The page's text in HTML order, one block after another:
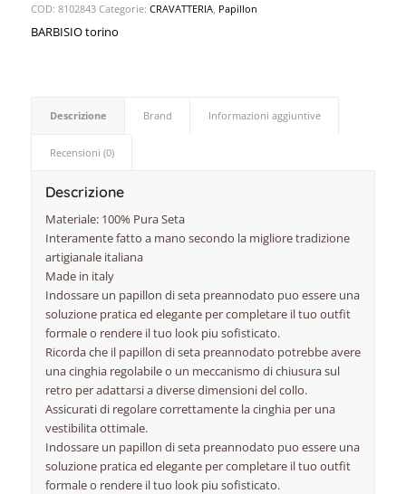
COD: 8102843 Categorie: CRAVATTERIA, Papillon
BARBISIO torino
Descrizione Brand Informazioni aggiuntive
Recensioni (0)
Descrizione
Materiale: 100% Pura Seta
Interamente fatto a mano secondo la migliore tradizione
artigianale italiana
Made in italy
Indossare un papillon di seta preannodato puo essere una
soluzione pratica ed elegante per completare il tuo outfit
formale o rendere il tuo look piu sofisticato.
Ricorda che il papillon di seta preannodato potrebbe avere
una cinghia regolabile o un meccanismo di chiusura sul
retro per adattarsi a diverse dimensioni del collo.
Assicurati di regolare correttamente la cinghia per una
vestibilita ottimale.
Indossare un papillon di seta preannodato puo essere una
soluzione pratica ed elegante per completare il tuo outfit
formale o rendere il tuo look piu sofisticato.